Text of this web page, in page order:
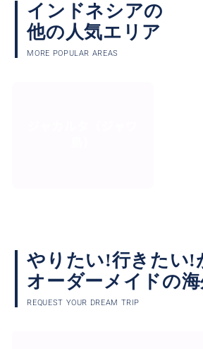
インドネシアの
他の人気エリア
MORE POPULAR AREAS
やりたい!行きたい!
オーダーメイドの
REQUEST YOUR DREAM TRIP